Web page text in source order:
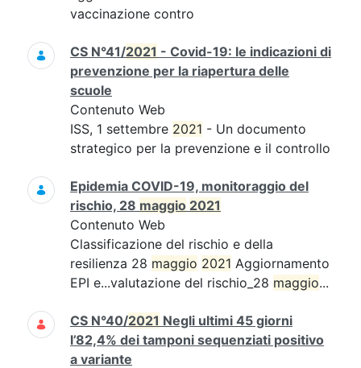
vaccinazione contro
CS N°41/2021 - Covid-19: le indicazioni di
prevenzione per la riapertura delle
scuole
Contenuto Web
ISS, 1 settembre 2021 - Un documento
strategico per la prevenzione e il controllo
Epidemia COVID-19, monitoraggio del
rischio, 28 maggio 2021
Contenuto Web
Classificazione del rischio e della
resilienza 28 maggio 2021 Aggiornamento
EPI e...valutazione del rischio_28 maggio...
CS N°40/2021 Negli ultimi 45 giorni
l’82,4% dei tamponi sequenziati positivo
a variante